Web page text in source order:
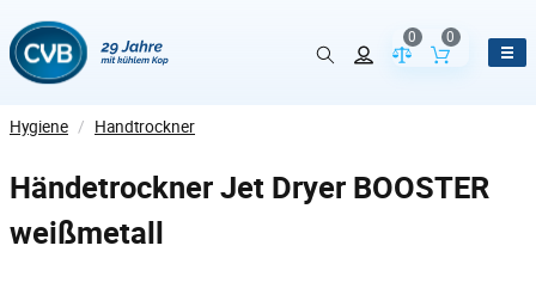
Vergleich der
0
Inhalt des
0
Hygiene / Handtrockner
Händetrockner Jet Dryer BOOSTER
weißmetall